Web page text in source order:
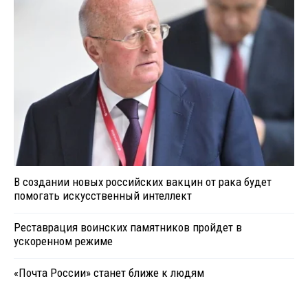
В создании новых российских вакцин от рака будет
помогать искусственный интеллект
Реставрация воинских памятников пройдет в
ускоренном режиме
«Почта России» станет ближе к людям